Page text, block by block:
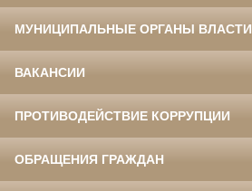
МУНИЦИПАЛЬНЫЕ ОРГАНЫ ВЛАСТИ
ВАКАНСИИ
ПРОТИВОДЕЙСТВИЕ КОРРУПЦИИ
ОБРАЩЕНИЯ ГРАЖДАН